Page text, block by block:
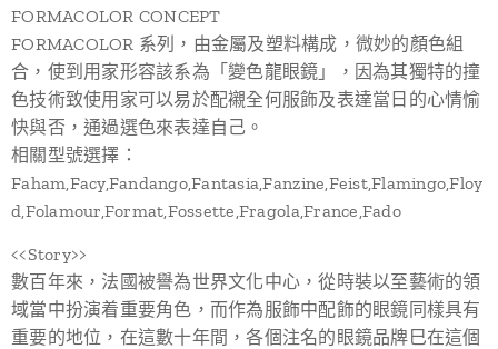
FORMACOLOR CONCEPT
FORMACOLOR 系列，由金屬及塑料構成，微妙的顏色組
合，使到用家形容該系為「變色龍眼鏡」，因為其獨特的撞
色技術致使用家可以易於配襯全何服飾及表達當日的心情愉
快與否，通過選色來表達自己。
相關型號選擇：
Faham,Facy,Fandango,Fantasia,Fanzine,Feist,Flamingo,Floy
d,Folamour,Format,Fossette,Fragola,France,Fado
<<Story>>
數百年來，法國被譽為世界文化中心，從時裝以至藝術的領
域當中扮演着重要角色，而作為服飾中配飾的眼鏡同樣具有
重要的地位，在這數十年間，各個注名的眼鏡品牌巳在這個